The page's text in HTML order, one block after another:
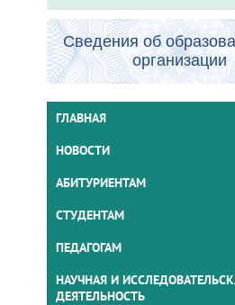
Сведения об
организации
ГЛАВНАЯ
НОВОСТИ
АБИТУРИЕНТАМ
СТУДЕНТАМ
ПЕДАГОГАМ
НАУЧНАЯ И
ДЕЯТЕЛЬНОСТЬ